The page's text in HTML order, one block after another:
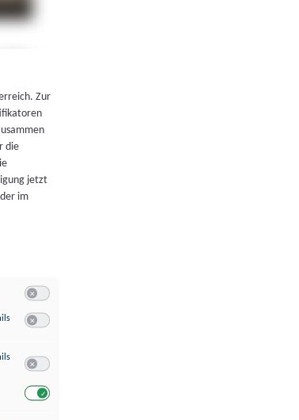
Zur
die
jetzt
im
zu Speichern von oder Zugriff auf Informationen auf einem Endgerät
zu Verwendung reduzierter Daten zur Auswahl von Werbeanzeigen